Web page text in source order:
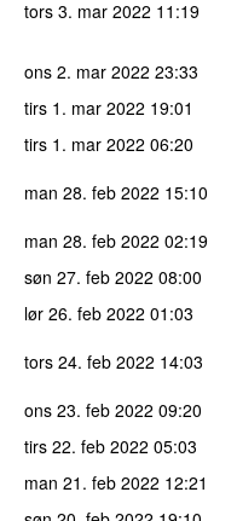
tors 3. mar 2022 11:19
ons 2. mar 2022 23:33
tirs 1. mar 2022 19:01
tirs 1. mar 2022 06:20
man 28. feb 2022 15:10
man 28. feb 2022 02:19
søn 27. feb 2022 08:00
lør 26. feb 2022 01:03
tors 24. feb 2022 14:03
ons 23. feb 2022 09:20
tirs 22. feb 2022 05:03
man 21. feb 2022 12:21